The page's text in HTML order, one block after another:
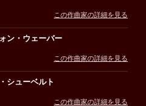
この作曲家の詳細を見る
ン・ウェーバー
この作曲家の詳細を見る
シューベルト
この作曲家の詳細を見る